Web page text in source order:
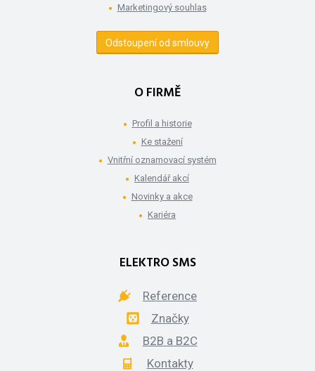
Marketingový souhlas
Odstoupení od smlouvy
O FIRMĚ
Profil a historie
Ke stažení
Vnitřní oznamovací systém
Kalendář akcí
Novinky a akce
Kariéra
ELEKTRO SMS
Reference
Značky
B2B a B2C
Kontakty